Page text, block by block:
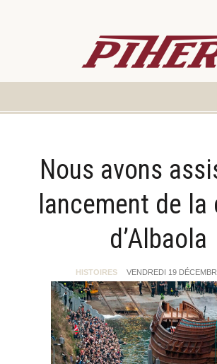
Nous avons
lancement de la
d’Albaola
HISTOIRES VENDREDI 19